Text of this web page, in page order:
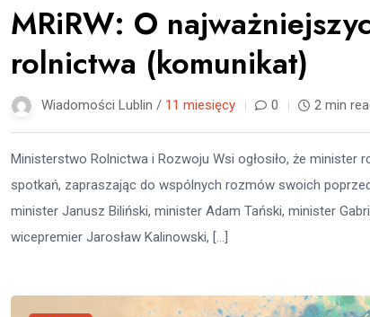
MRiRW: O
rolnictwa (komunikat)
Wiadomości Lublin / 11 miesięcy 0 2 min
Ministerstwo Rolnictwa i Rozwoju Wsi ogłosiło, że
spotkań, zapraszając do wspólnych rozmów swoich
minister Janusz Biliński, minister Adam Tański, minister
wicepremier Jarosław Kalinowski, […]